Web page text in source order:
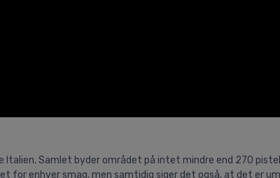
Samlet byder området på intet mindre end 270
for enhver smag, men samtidig siger det også, at det er